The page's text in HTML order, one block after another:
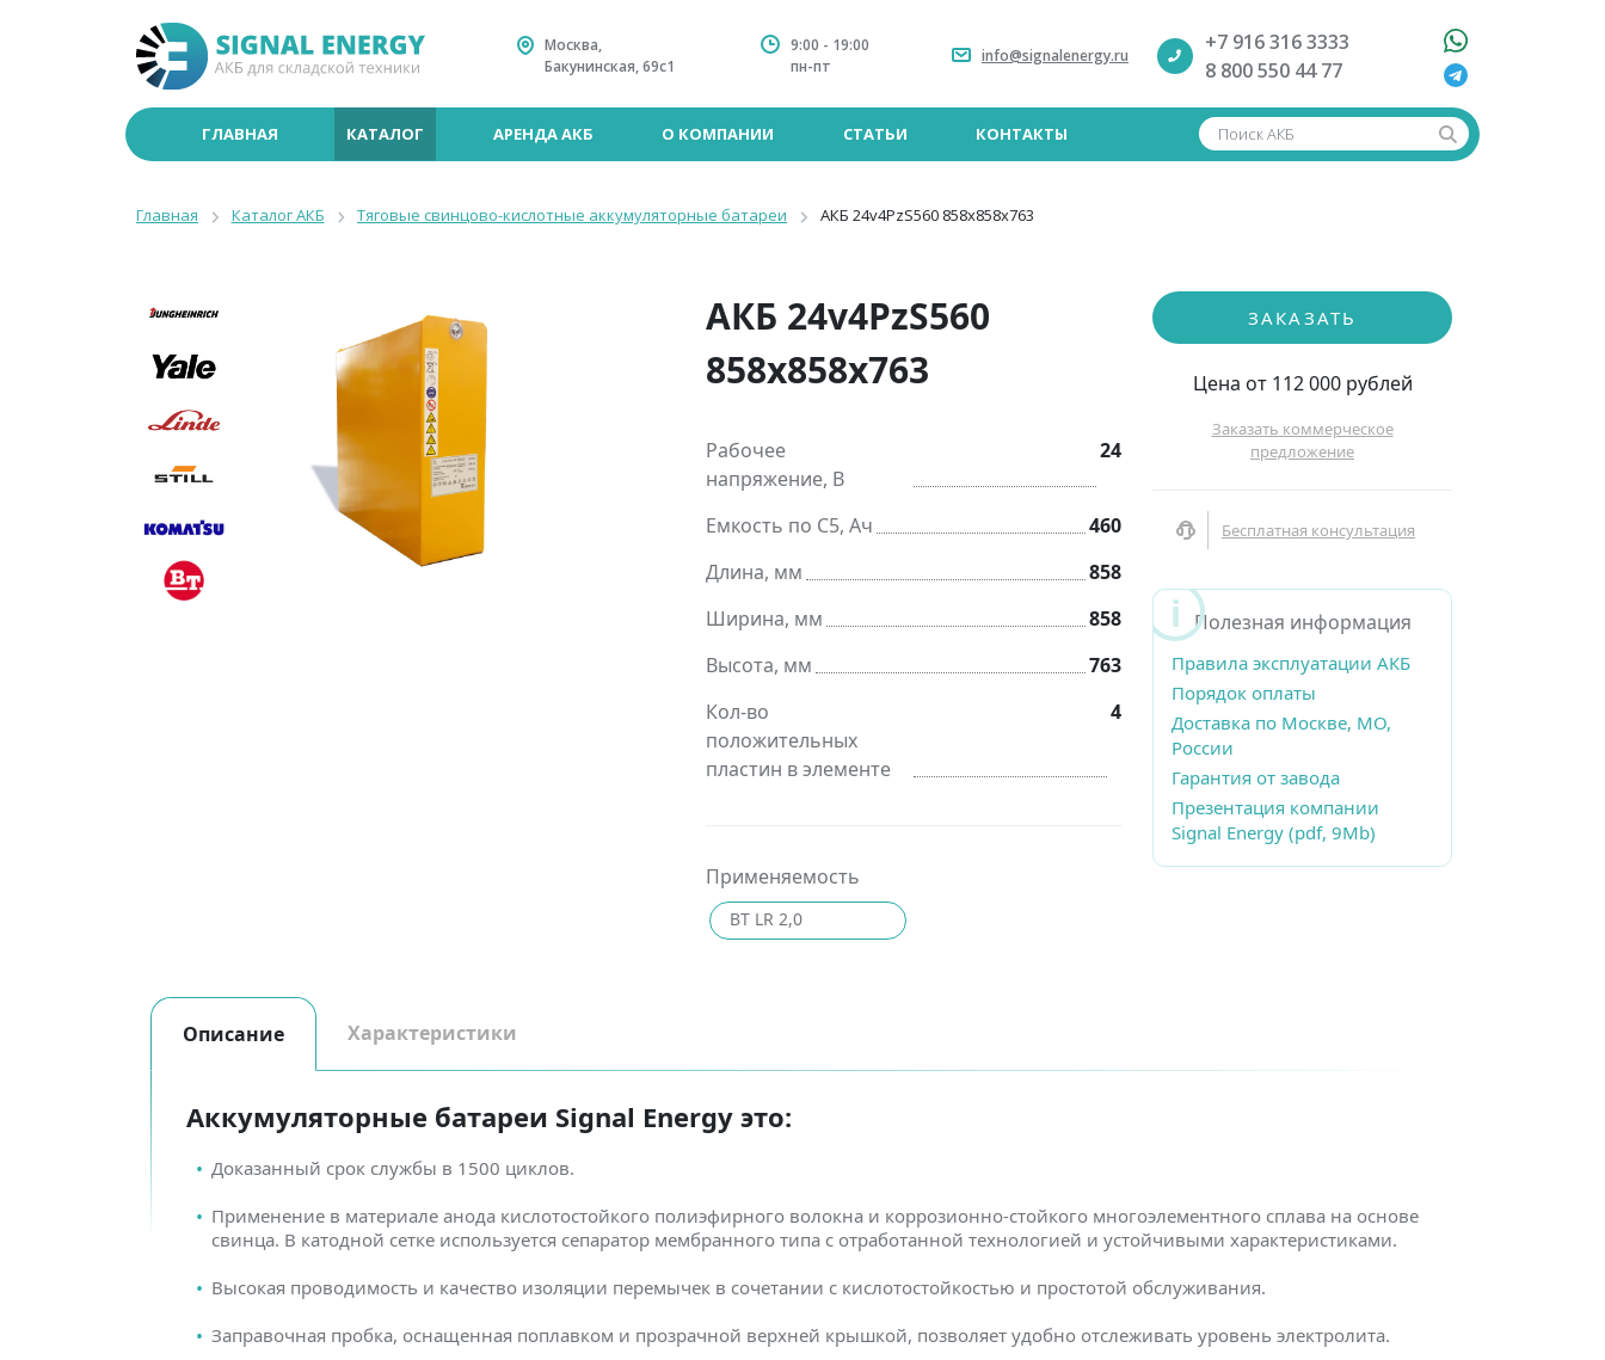
Москва,
Бакунинская, 69с1
9:00 - 19:00
пн-пт
info@signalenergy.ru
+7 916 316 3333
8 800 550 44 77
ГЛАВНАЯ КАТАЛОГ АРЕНДА АКБ О КОМПАНИИ СТАТЬИ КОНТАКТЫ Поиск АКБ
Главная Каталог АКБ Тяговые свинцово-кислотные аккумуляторные батареи АКБ 24v4PzS560 858x858x763
АКБ 24v4PzS560
858x858x763
Рабочее
напряжение, В
24
Емкость по C5, Ач
460
Длина, мм
858
Ширина, мм
858
Высота, мм
763
Применяемость
BT LR 2,0
Кол-во
положительных
пластин в элементе
4
ЗАКАЗАТЬ
Цена от 112 000 рублей
Заказать коммерческое
предложение
Бесплатная консультация
Полезная информация
Правила эксплуатации АКБ
Порядок оплаты
Доставка по Москве, МО,
России
Гарантия от завода
Презентация компании
Signal Energy (pdf, 9Mb)
Описание Характеристики
Аккумуляторные батареи Signal Energy это:
Доказанный срок службы в 1500 циклов.
Применение в материале анода кислотостойкого полиэфирного волокна и коррозионно-стойкого многоэлементного сплава на основе
свинца. В катодной сетке используется сепаратор мембранного типа с отработанной технологией и устойчивыми характеристиками.
Высокая проводимость и качество изоляции перемычек в сочетании с кислотостойкостью и простотой обслуживания.
Заправочная пробка, оснащенная поплавком и прозрачной верхней крышкой, позволяет удобно отслеживать уровень электролита.